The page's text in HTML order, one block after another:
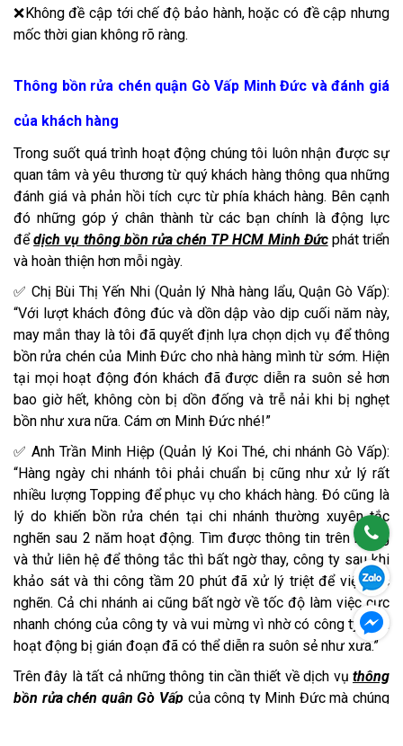
❌Không đề cập tới chế độ bảo hành, hoặc có đề cập nhưng
mốc thời gian không rõ ràng.
Thông bồn rửa chén quận Gò Vấp Minh Đức và đánh giá
của khách hàng
Trong suốt quá trình hoạt động chúng tôi luôn nhận được sự
quan tâm và yêu thương từ quý khách hàng thông qua những
đánh giá và phản hồi tích cực từ phía khách hàng. Bên cạnh
đó những góp ý chân thành từ các bạn chính là động lực
đểdịch vụ thông bồn rửa chén TP HCM Minh Đứcphát triển
và hoàn thiện hơn mỗi ngày.
✅ Chị Bùi Thị Yến Nhi (Quản lý Nhà hàng lẩu, Quận Gò Vấp):
“Với lượt khách đông đúc và dồn dập vào dịp cuối năm này,
may mắn thay là tôi đã quyết định lựa chọn dịch vụ để thông
bồn rửa chén của Minh Đức cho nhà hàng mình từ sớm. Hiện
tại mọi hoạt động đón khách đã được diễn ra suôn sẻ hơn
bao giờ hết, không còn bị dồn đống và trễ nải khi bị nghẹt
bồn như xưa nữa. Cám ơn Minh Đức nhé!”
✅ Anh Trần Minh Hiệp (Quản lý Koi Thé, chi nhánh Gò Vấp):
“Hàng ngày chi nhánh tôi phải chuẩn bị cũng như xử lý rất
nhiều lượng Topping để phục vụ cho khách hàng. Đó cũng là
lý do khiến bồn rửa chén tại chi nhánh thường xuyên tắc
nghẽn sau 2 năm hoạt động. Tìm được thông tin trên mạng
và thử liên hệ để thông tắc thì bất ngờ thay, công ty sau khi
khảo sát và thi công tầm 20 phút đã xử lý triệt để việc tắc
nghẽn. Cả chi nhánh ai cũng bất ngờ về tốc độ làm việc cực
nhanh chóng của công ty và vui mừng vì nhờ có công ty, mọi
hoạt động bị gián đoạn đã có thể diễn ra suôn sẻ như xưa.”
Trên đây là tất cả những thông tin cần thiết về dịch vụ thông
bồn rửa chén quận Gò Vấpcủa công ty Minh Đức mà chúng